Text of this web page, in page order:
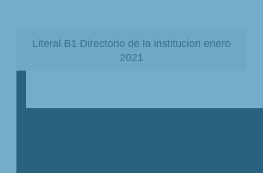
Literal B1 Directorio de la institucion enero
2021